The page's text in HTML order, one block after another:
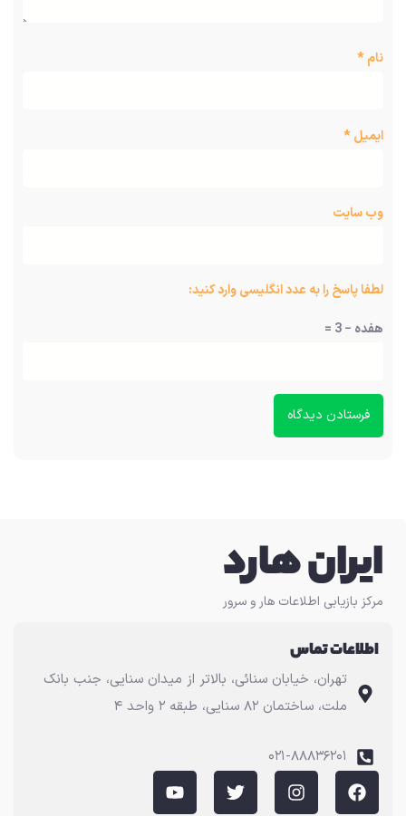
نام *
ایمیل *
وب‌ سایت
لطفا پاسخ را به عدد انگلیسی وارد کنید:
هفده − 3 =
ایران هارد
مرکز بازیابی اطلاعات هار و سرور
اطلاعات تماس
تهران، خیابان سنائی، بالاتر از میدان سنایی، جنب بانک
ملت، ساختمان ۸۲ سنایی، طبقه ۲ واحد ۴
۰۲۱-۸۸۸۳۶۲۰۱